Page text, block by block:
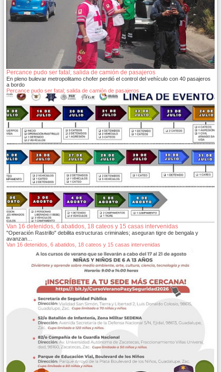
Percance pudo ser fatal; salida de camión de pasajeros
En pleno bulevar metropolitamo chofer perdió el control del vehículo con 40 pasajeros
a bordo
Percance pudo ser fatal; salida de camión de pasajeros
Van 16 detenidos, 6 abatidos, 18 cateos y 15 casas intervenidas
"Operación Rastrillo" debilita estructuras criminales; aseguran tigre de bengala y
avanzan…
Van 16 detenidos, 6 abatidos, 18 cateos y 15 casas intervenidas